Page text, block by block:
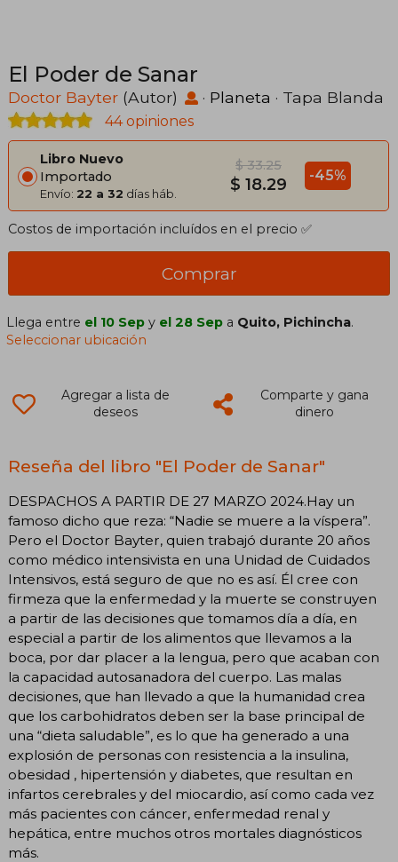
El Poder de Sanar
Doctor Bayter (Autor) · Planeta · Tapa Blanda
44 opiniones
Libro Nuevo
Importado
Envío: 22 a 32 días háb.
$ 33.25
$ 18.29 -45%
Costos de importación incluídos en el precio ✅
Comprar
Llega entre el 10 Sep y el 28 Sep a Quito, Pichincha.
Seleccionar ubicación
Agregar a lista de
deseos
Comparte y gana
dinero
Reseña del libro "El Poder de Sanar"
DESPACHOS A PARTIR DE 27 MARZO 2024.Hay un
famoso dicho que reza: “Nadie se muere a la víspera”.
Pero el Doctor Bayter, quien trabajó durante 20 años
como médico intensivista en una Unidad de Cuidados
Intensivos, está seguro de que no es así. Él cree con
firmeza que la enfermedad y la muerte se construyen
a partir de las decisiones que tomamos día a día, en
especial a partir de los alimentos que llevamos a la
boca, por dar placer a la lengua, pero que acaban con
la capacidad autosanadora del cuerpo. Las malas
decisiones, que han llevado a que la humanidad crea
que los carbohidratos deben ser la base principal de
una “dieta saludable”, es lo que ha generado a una
explosión de personas con resistencia a la insulina,
obesidad , hipertensión y diabetes, que resultan en
infartos cerebrales y del miocardio, así como cada vez
más pacientes con cáncer, enfermedad renal y
hepática, entre muchos otros mortales diagnósticos
más.